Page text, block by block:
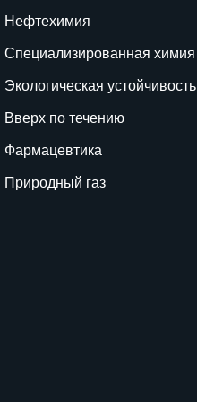
Нефтехимия
Специализированная химия
Экологическая устойчивость
Вверх по течению
Фармацевтика
Природный газ